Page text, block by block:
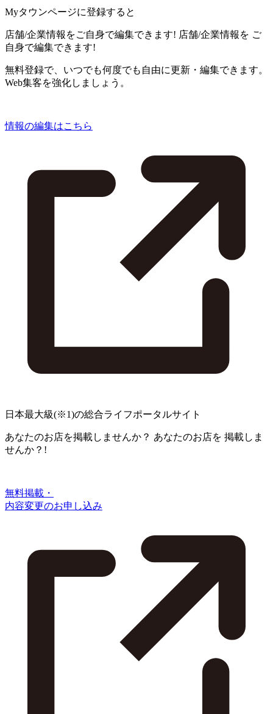
Myタウンページに登録すると
店舗/企業情報をご自身で編集できます! 店舗/企業情報を ご
自身で編集できます!
無料登録で、いつでも何度でも自由に更新・編集できます。
Web集客を強化しましょう。
情報の編集はこちら
日本最大級(※1)の総合ライフポータルサイト
あなたのお店を掲載しませんか？ あなたのお店を 掲載しま
せんか？!
無料掲載・
内容変更のお申し込み